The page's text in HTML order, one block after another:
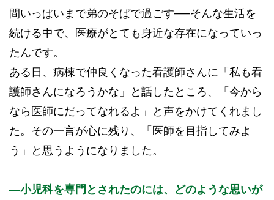
間いっぱいまで弟のそばで過ごす──そんな生活を
続ける中で、医療がとても身近な存在になっていっ
たんです。
ある日、病棟で仲良くなった看護師さんに「私も看
護師さんになろうかな」と話したところ、「今から
なら医師にだってなれるよ」と声をかけてくれまし
た。その一言が心に残り、「医師を目指してみよ
う」と思うようになりました。
小児科を専門とされたのには、どのような思いが